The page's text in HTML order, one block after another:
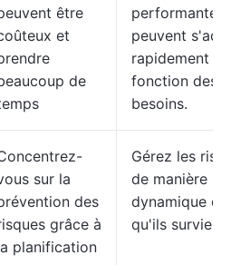
être
et
de
performantes
peuvent
rapidement en
fonction des
besoins.
sur la
des
grâce à
planification
Gérez les
de manière
dynamique
qu'ils